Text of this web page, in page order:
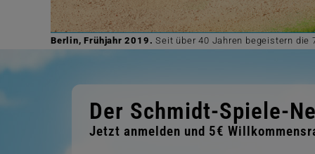
Berlin, Frühjahr 2019. Seit über 40 Jahren begeistern die
Der Schmidt-Spiele-
Jetzt anmelden und 5€